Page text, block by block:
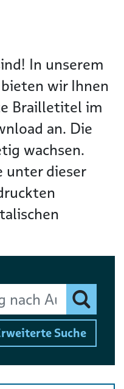
In unserem
wir Ihnen
Brailletitel im
an. Die
wachsen.
unter dieser
Finden
Suche